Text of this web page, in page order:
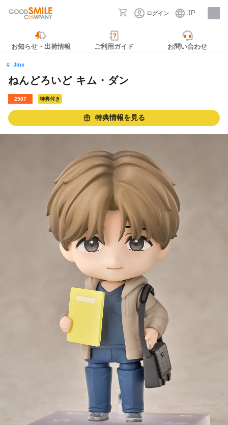
ログイン JP
採用情報
お知らせ・出荷情報 ご利用ガイド お問い合わせ
Jinx
ねんどろいど キム・ダン
2987 特典付き
特典情報を見る